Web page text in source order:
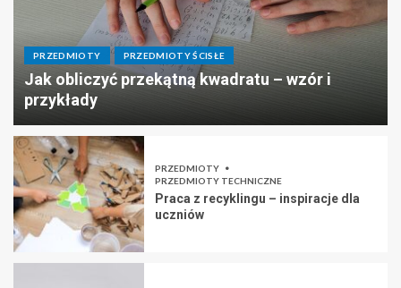
PRZEDMIOTY PRZEDMIOTY ŚCISŁE
Jak obliczyć przekątną kwadratu – wzór i
przykłady
PRZEDMIOTY
PRZEDMIOTY TECHNICZNE
Praca z recyklingu – inspiracje dla
uczniów